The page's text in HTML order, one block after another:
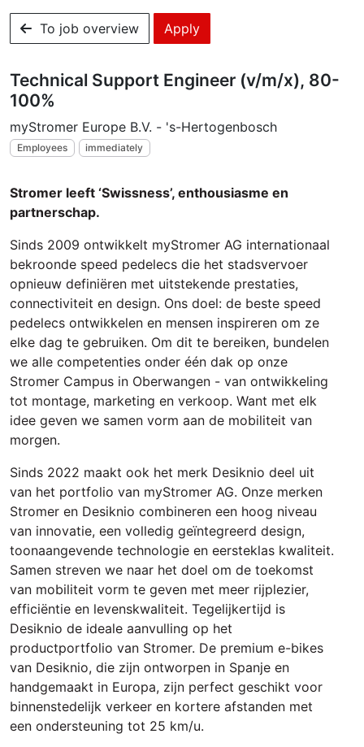
To job overview Apply
Technical Support Engineer (v/m/x), 80-
100%
myStromer Europe B.V. - 's-Hertogenbosch
Employees immediately
Stromer leeft ‘Swissness’, enthousiasme en
partnerschap.
Sinds 2009 ontwikkelt myStromer AG internationaal
bekroonde speed pedelecs die het stadsvervoer
opnieuw definiëren met uitstekende prestaties,
connectiviteit en design. Ons doel: de beste speed
pedelecs ontwikkelen en mensen inspireren om ze
elke dag te gebruiken. Om dit te bereiken, bundelen
we alle competenties onder één dak op onze
Stromer Campus in Oberwangen - van ontwikkeling
tot montage, marketing en verkoop. Want met elk
idee geven we samen vorm aan de mobiliteit van
morgen.
Sinds 2022 maakt ook het merk Desiknio deel uit
van het portfolio van myStromer AG. Onze merken
Stromer en Desiknio combineren een hoog niveau
van innovatie, een volledig geïntegreerd design,
toonaangevende technologie en eersteklas kwaliteit.
Samen streven we naar het doel om de toekomst
van mobiliteit vorm te geven met meer rijplezier,
efficiëntie en levenskwaliteit. Tegelijkertijd is
Desiknio de ideale aanvulling op het
productportfolio van Stromer. De premium e-bikes
van Desiknio, die zijn ontworpen in Spanje en
handgemaakt in Europa, zijn perfect geschikt voor
binnenstedelijk verkeer en kortere afstanden met
een ondersteuning tot 25 km/u.